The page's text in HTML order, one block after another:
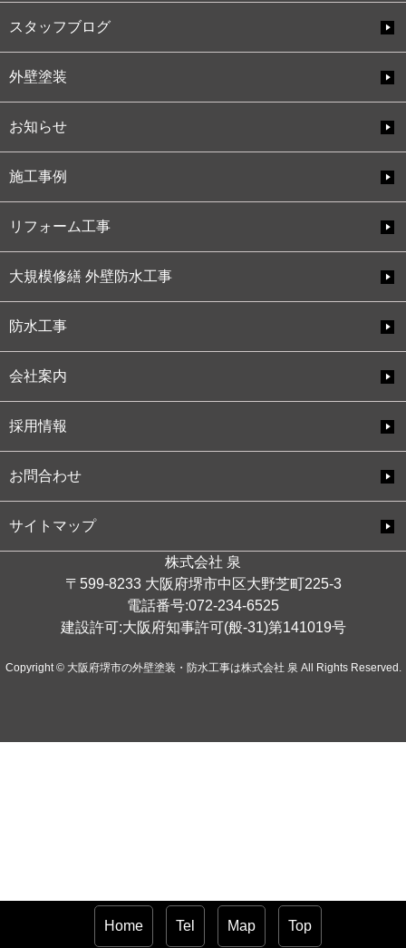
スタッフブログ
外壁塗装
お知らせ
施工事例
リフォーム工事
大規模修繕 外壁防水工事
防水工事
会社案内
採用情報
お問合わせ
サイトマップ
株式会社 泉
〒599-8233 大阪府堺市中区大野芝町225-3
電話番号:072-234-6525
建設許可:大阪府知事許可(般-31)第141019号
Copyright © 大阪府堺市の外壁塗装・防水工事は株式会社 泉 All Rights Reserved.
Home Tel Map Top